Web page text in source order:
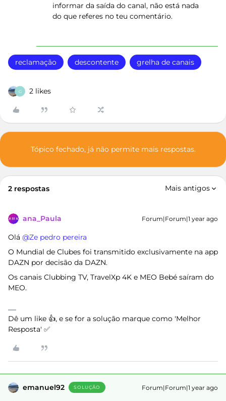
informar da saída do canal, não está nada
do que referes no teu comentário.
reclamação descontente grelha de canais
G 2 likes
Tópico fechado, já não permite mais respostas.
2 respostas Mais antigos
ana_Paula Forum|Forum|1 year ago
Olá ​ @Ze pedro pereira
O Mundial de Clubes foi transmitido exclusivamente na app
DAZN por decisão da DAZN.
Os canais Clubbing TV, TravelXp 4K e MEO Bebé saíram do
MEO.
Dê um like 👍, e se for a solução marque como 'Melhor
Resposta' ✅
emanuel92 SOLUÇÃO Forum|Forum|1 year ago